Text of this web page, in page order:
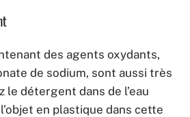
des agents oxydants,
de sodium, sont aussi très
le détergent dans de l’eau
en plastique dans cette